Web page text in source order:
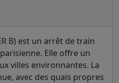
B) est un arrêt de train
Elle offre un
villes environnantes. La
avec des quais propres